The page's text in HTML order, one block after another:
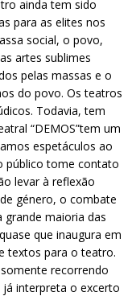
ainda tem sido
para as elites nos
social, o povo,
artes sublimes
pelas massas e o
do povo. Os teatros
Todavia, tem
“DEMOS”tem um
espetáculos ao
público tome contato
levar à reflexão
género, o combate
grande maioria das
que inaugura em
textos para o teatro.
recorrendo
já interpreta o excerto